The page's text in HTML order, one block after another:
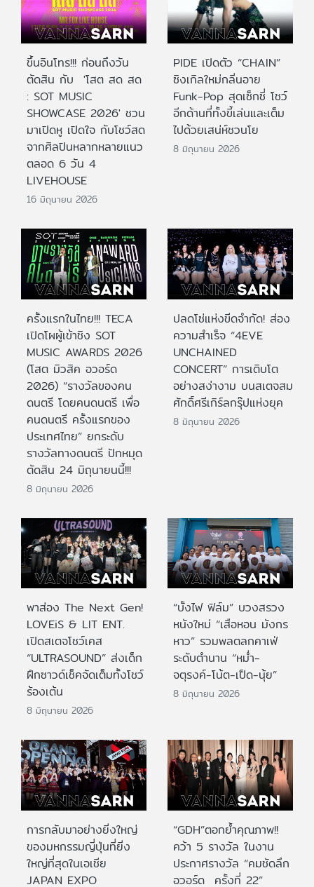
ขึ้นอินโทร!!! ก่อนถึงวัน
ตัดสิน กับ 'โสต สด สด
: SOT MUSIC
SHOWCASE 2026' ชวน
มาเปิดหู เปิดใจ กับโชว์สด
จากศิลปินหลากหลายแนว
ตลอด 6 วัน 4
LIVEHOUSE
16 มิถุนายน 2026
PIDE เปิดตัว “CHAIN”
ซิงเกิลใหม่กลิ่นอาย
Funk-Pop สุดเซ็กซี่ โชว์
อีกด้านที่ทั้งขี้เล่นและเต็ม
ไปด้วยเสน่ห์ชวนโย
8 มิถุนายน 2026
ครั้งแรกในไทย!!! TECA
เปิดโผผู้เข้าชิง SOT
MUSIC AWARDS 2026
(โสต มิวสิค อวอร์ด
2026) “รางวัลของคน
ดนตรี โดยคนดนตรี เพื่อ
คนดนตรี ครั้งแรกของ
ประเทศไทย” ยกระดับ
รางวัลทางดนตรี ปักหมุด
ตัดสิน 24 มิถุนายนนี้!!!
8 มิถุนายน 2026
ปลดโซ่แห่งขีดจำกัด! ส่อง
ความสำเร็จ “4EVE
UNCHAINED
CONCERT” การเติบโต
อย่างสง่างาม บนสเตจสม
ศักดิ์ศรีเกิร์ลกรุ๊ปแห่งยุค
8 มิถุนายน 2026
พาส่อง The Next Gen!
LOVEiS & LIT ENT.
เปิดสเตจโชว์เคส
“ULTRASOUND” ส่งเด็ก
ฝึกซาวด์เช็คจัดเต็มทั้งโชว์
ร้องเต้น
8 มิถุนายน 2026
“บั้งไฟ ฟิล์ม” บวงสรวง
หนังใหม่ “เสือหอน มังกร
หาว” รวมพลตลกคาเฟ่
ระดับตำนาน “หม่ำ-
จตุรงค์-โน้ต-เป็ด-นุ้ย”
8 มิถุนายน 2026
การกลับมาอย่างยิ่งใหญ่
ของมหกรรมญี่ปุ่นที่ยิ่ง
ใหญ่ที่สุดในเอเชีย
JAPAN EXPO
“GDH”ตอกย้ำคุณภาพ!!
คว้า 5 รางวัล ในงาน
ประกาศรางวัล “คมชัดลึก
อวอร์ด ครั้งที่ 22”